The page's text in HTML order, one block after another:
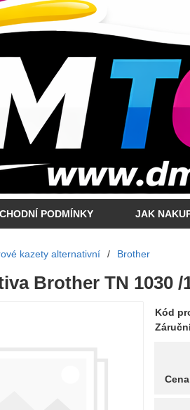
PODMÍNKY JAK
kazety alternativní / Brother
Brother TN 1030
Kód